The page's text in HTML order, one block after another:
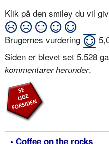
Klik på den smiley du vil
Brugernes vurdering
Siden er blevet set 5.528
kommentarer herunder.
• Coffee on the rocks